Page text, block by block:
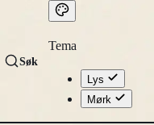
Søk
Tema
Lys
Mørk